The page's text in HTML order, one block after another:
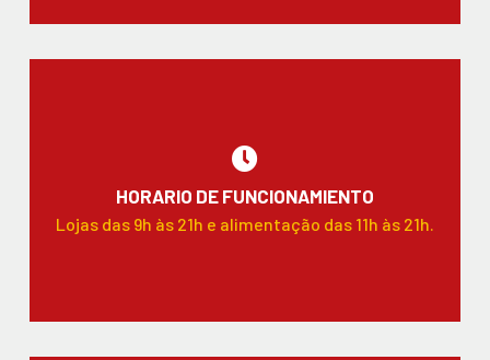
HORARIO DE FUNCIONAMIENTO
Lojas das 9h às 21h e alimentação das 11h às 21h.